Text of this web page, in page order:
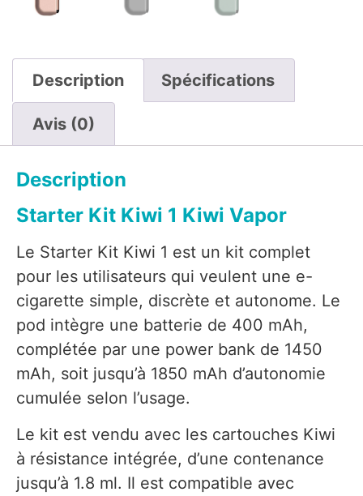
Description Spécifications
Avis (0)
Description
Starter Kit Kiwi 1 Kiwi Vapor
Le Starter Kit Kiwi 1 est un kit complet
pour les utilisateurs qui veulent une e-
cigarette simple, discrète et autonome. Le
pod intègre une batterie de 400 mAh,
complétée par une power bank de 1450
mAh, soit jusqu’à 1850 mAh d’autonomie
cumulée selon l’usage.
Le kit est vendu avec les cartouches Kiwi
à résistance intégrée, d’une contenance
jusqu’à 1.8 ml. Il est compatible avec